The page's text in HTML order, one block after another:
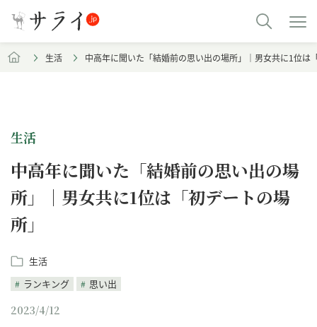
生活 中高年に聞いた「結婚前の思い出の場所」｜男女共に1位は
生活
中高年に聞いた「結婚前の思い出の場
所」｜男女共に1位は「初デートの場
所」
生活
ランキング
思い出
2023/4/12